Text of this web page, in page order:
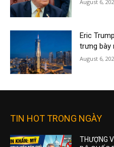
August 6,
Eric
trưng bày
August 6,
TIN HOT TRONG NGÀY
THƯỢNG